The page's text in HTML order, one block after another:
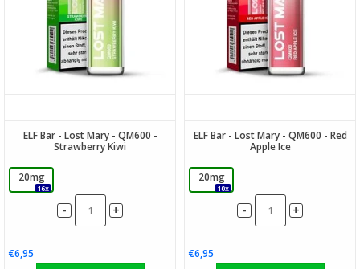
ELF Bar - Lost Mary - QM600 -
Strawberry Kiwi
20mg
16x
- +
€6,95
ELF Bar - Lost Mary - QM600 - Red
Apple Ice
20mg
10x
- +
€6,95